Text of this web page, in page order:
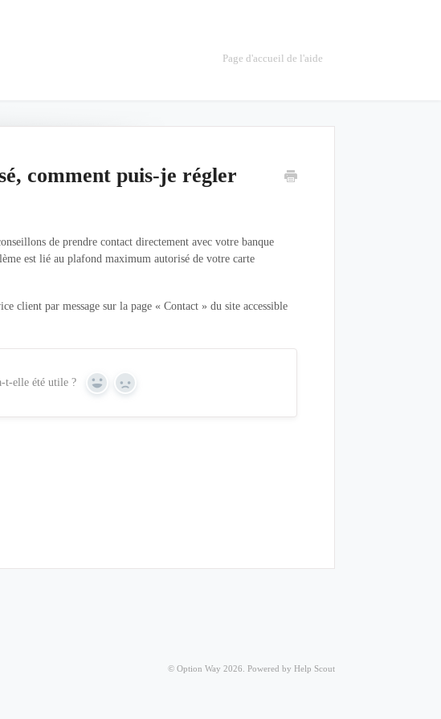
Page d'accueil de l'aide
comment puis-je régler
de prendre contact directement avec votre banque
est lié au plafond maximum autorisé de votre carte
client par message sur la page « Contact » du site accessible
t-elle été utile ?
Yes No
© Option Way 2026. Powered by Help Scout